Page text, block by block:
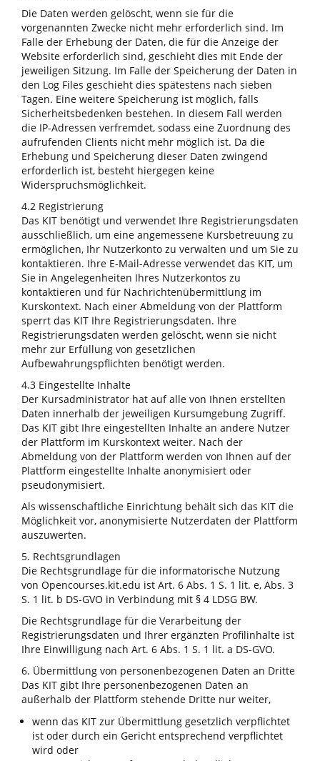
Die Daten werden gelöscht, wenn sie für die
vorgenannten Zwecke nicht mehr erforderlich sind. Im
Falle der Erhebung der Daten, die für die Anzeige der
Website erforderlich sind, geschieht dies mit Ende der
jeweiligen Sitzung. Im Falle der Speicherung der Daten in
den Log Files geschieht dies spätestens nach sieben
Tagen. Eine weitere Speicherung ist möglich, falls
Sicherheitsbedenken bestehen. In diesem Fall werden
die IP-Adressen verfremdet, sodass eine Zuordnung des
aufrufenden Clients nicht mehr möglich ist. Da die
Erhebung und Speicherung dieser Daten zwingend
erforderlich ist, besteht hiergegen keine
Widerspruchsmöglichkeit.
4.2 Registrierung
Das KIT benötigt und verwendet Ihre Registrierungsdaten
ausschließlich, um eine angemessene Kursbetreuung zu
ermöglichen, Ihr Nutzerkonto zu verwalten und um Sie zu
kontaktieren. Ihre E-Mail-Adresse verwendet das KIT, um
Sie in Angelegenheiten Ihres Nutzerkontos zu
kontaktieren und für Nachrichtenübermittlung im
Kurskontext. Nach einer Abmeldung von der Plattform
sperrt das KIT Ihre Registrierungsdaten. Ihre
Registrierungsdaten werden gelöscht, wenn sie nicht
mehr zur Erfüllung von gesetzlichen
Aufbewahrungspflichten benötigt werden.
4.3 Eingestellte Inhalte
Der Kursadministrator hat auf alle von Ihnen erstellten
Daten innerhalb der jeweiligen Kursumgebung Zugriff.
Das KIT gibt Ihre eingestellten Inhalte an andere Nutzer
der Plattform im Kurskontext weiter. Nach der
Abmeldung von der Plattform werden von Ihnen auf der
Plattform eingestellte Inhalte anonymisiert oder
pseudonymisiert.
Als wissenschaftliche Einrichtung behält sich das KIT die
Möglichkeit vor, anonymisierte Nutzerdaten der Plattform
auszuwerten.
5. Rechtsgrundlagen
Die Rechtsgrundlage für die informatorische Nutzung
von Opencourses.kit.edu ist Art. 6 Abs. 1 S. 1 lit. e, Abs. 3
S. 1 lit. b DS-GVO in Verbindung mit § 4 LDSG BW.
Die Rechtsgrundlage für die Verarbeitung der
Registrierungsdaten und Ihrer ergänzten Profilinhalte ist
Ihre Einwilligung nach Art. 6 Abs. 1 S. 1 lit. a DS-GVO.
6. Übermittlung von personenbezogenen Daten an Dritte
Das KIT gibt Ihre personenbezogenen Daten an
außerhalb der Plattform stehende Dritte nur weiter,
wenn das KIT zur Übermittlung gesetzlich verpflichtet
ist oder durch ein Gericht entsprechend verpflichtet
wird oder